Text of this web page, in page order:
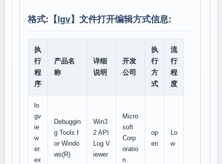
格式:【 lgv】文件打开编辑方式信息:
执
行
程
序
产品名
称
详细
说明
开发
公司
执
行
方
式
流
行
程
度
lo
gv
ie
w
er.
ex
Debuggin
g Tools f
or Windo
ws(R)
Win3
2 API
Log V
iewer
Micro
soft
Corp
oratio
n
op
en
Lo
w